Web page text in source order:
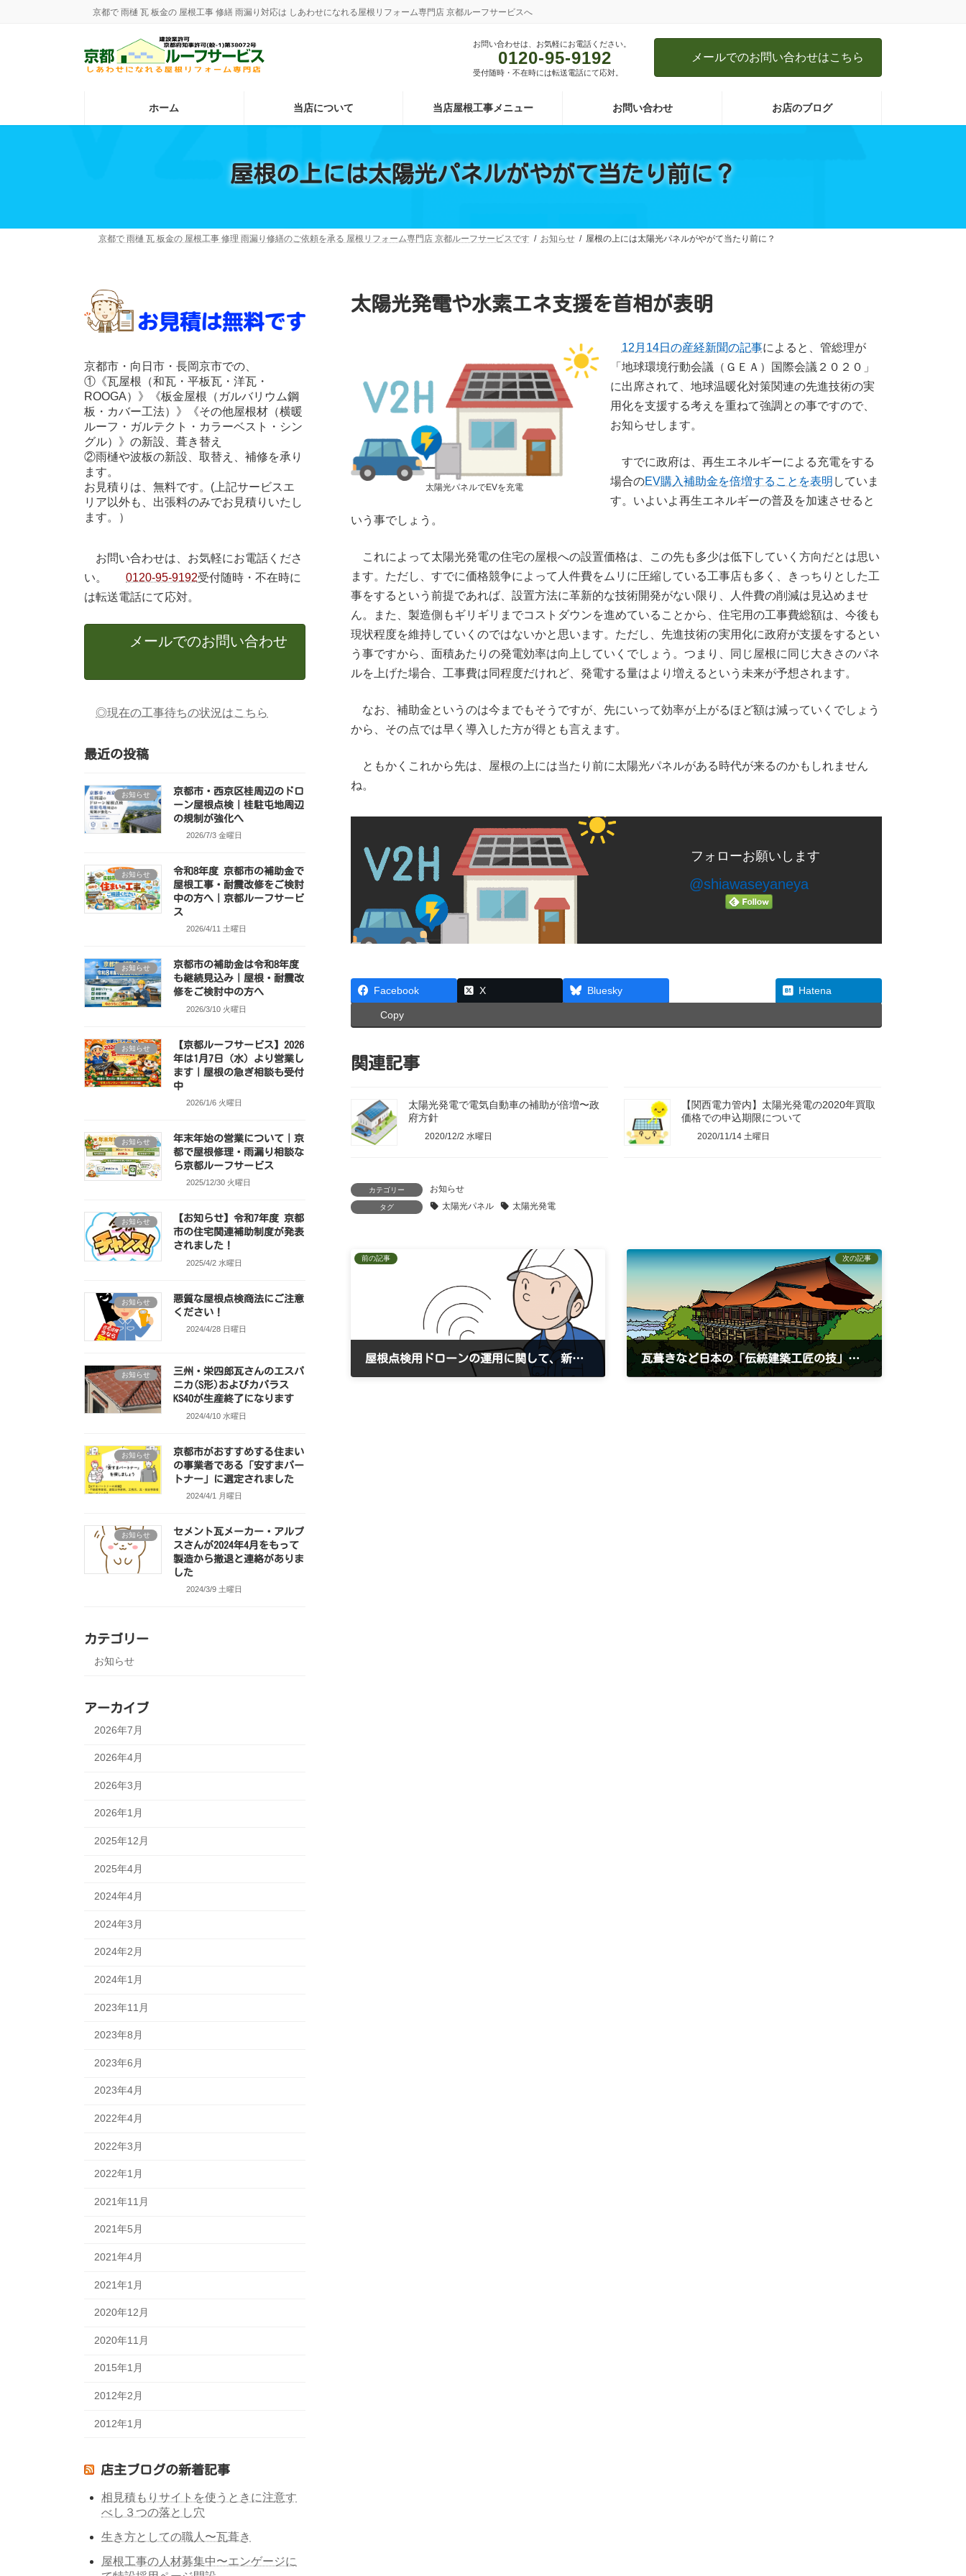
ッ
移
京都で 雨樋 瓦 板金の 屋根工事 修繕 雨漏り対応は しあわせになれる屋根リフォーム専門店 京都ルーフサービスへ
お問い合わせは、お気軽にお電話ください。
0120-95-9192
受付随時・不在時には転送電話にて応対。
メールでのお問い合わせはこちら
ホーム 当店について 当店屋根工事メニュー お問い合わせ お店のブログ
屋根の上には太陽光パネルがやがて当たり前に？
京都で 雨樋 瓦 板金の 屋根工事 修理 雨漏り修繕のご依頼を承る 屋根リフォーム専門店 京都ルーフサービスです お知らせ 屋根の上には太陽光パネルがやがて当たり前に？
太陽光発電や水素エネ支援を首相が表明
太陽光パネルでEVを充電
12月14日の産経新聞の記事によると、管総理が
「地球環境行動会議（ＧＥＡ）国際会議２０２０」
に出席されて、地球温暖化対策関連の先進技術の実
用化を支援する考えを重ねて強調との事ですので、
お知らせします。
すでに政府は、再生エネルギーによる充電をする
場合のEV購入補助金を倍増することを表明 していま
す。いよいよ再生エネルギーの普及を加速させると
いう事でしょう。
これによって太陽光発電の住宅の屋根への設置価格は、この先も多少は低下していく方向だとは思い
ます。ただし、すでに価格競争によって人件費をムリに圧縮している工事店も多く、きっちりとした工
事をするという前提であれば、設置方法に革新的な技術開発がない限り、人件費の削減は見込めませ
ん。また、製造側もギリギリまでコストダウンを進めていることから、住宅用の工事費総額は、今後も
現状程度を維持していくのではないかと思います。ただし、先進技術の実用化に政府が支援をするとい
う事ですから、面積あたりの発電効率は向上していくでしょう。つまり、同じ屋根に同じ大きさのパネ
ルを上げた場合、工事費は同程度だけれど、発電する量はより増えるという未来が予想されます。
なお、補助金というのは今までもそうですが、先にいって効率が上がるほど額は減っていくでしょう
から、その点では早く導入した方が得とも言えます。
ともかくこれから先は、屋根の上には当たり前に太陽光パネルがある時代が来るのかもしれません
ね。
フォローお願いします
@shiawaseyaneya
Facebook X Bluesky Hatena
Copy
関連記事
太陽光発電で電気自動車の補助が倍増〜政
府方針
2020/12/2 水曜日
【関西電力管内】太陽光発電の2020年買取
価格での申込期限について
2020/11/14 土曜日
カテゴリー お知らせ
タグ 太陽光パネル 太陽光発電
前の記事
屋根点検用ドローンの運用に関して、新しい政府方針の影響に関するお知らせ
次の記事
瓦葺きなど日本の「伝統建築工匠の技」が世界遺産に登録・記念奉祝会開催
京都市・向日市・長岡京市での、
①《瓦屋根（和瓦・平板瓦・洋瓦・
ROOGA）》《板金屋根（ガルバリウム鋼
板・カバー工法）》《その他屋根材（横暖
ルーフ・ガルテクト・カラーベスト・シン
グル）》の新設、葺き替え
②雨樋や波板の新設、取替え、補修を承り
ます。
お見積りは、無料です。(上記サービスエ
リア以外も、出張料のみでお見積りいたし
ます。）
お問い合わせは、お気軽にお電話くださ
い。
0120-95-9192受付随時・不在時に
は転送電話にて応対。
メールでのお問い合わせ
◎現在の工事待ちの状況はこちら
最近の投稿
お知らせ
京都市・西京区桂周辺のドロ
ーン屋根点検｜桂駐屯地周辺
の規制が強化へ
2026/7/3 金曜日
お知らせ
令和8年度 京都市の補助金で
屋根工事・耐震改修をご検討
中の方へ｜京都ルーフサービ
ス
2026/4/11 土曜日
お知らせ
京都市の補助金は令和8年度
も継続見込み｜屋根・耐震改
修をご検討中の方へ
2026/3/10 火曜日
お知らせ
【京都ルーフサービス】2026
年は1月7日（水）より営業し
ます｜屋根の急ぎ相談も受付
中
2026/1/6 火曜日
お知らせ
年末年始の営業について｜京
都で屋根修理・雨漏り相談な
ら京都ルーフサービス
2025/12/30 火曜日
お知らせ
【お知らせ】令和7年度 京都
市の住宅関連補助制度が発表
されました！
2025/4/2 水曜日
お知らせ
悪質な屋根点検商法にご注意
ください！
2024/4/28 日曜日
お知らせ
三州・栄四郎瓦さんのエスパ
ニカ(S形)およびカパラス
KS40が生産終了になります
2024/4/10 水曜日
お知らせ
京都市がおすすめする住まい
の事業者である「安すまパー
トナー」に選定されました
2024/4/1 月曜日
お知らせ
セメント瓦メーカー・アルプ
スさんが2024年4月をもって
製造から撤退と連絡がありま
した
2024/3/9 土曜日
カテゴリー
お知らせ
アーカイブ
2026年7月
2026年4月
2026年3月
2026年1月
2025年12月
2025年4月
2024年4月
2024年3月
2024年2月
2024年1月
2023年11月
2023年8月
2023年6月
2023年4月
2022年4月
2022年3月
2022年1月
2021年11月
2021年5月
2021年4月
2021年1月
2020年12月
2020年11月
2015年1月
2012年2月
2012年1月
店主ブログの新着記事
相見積もりサイトを使うときに注意す
べし３つの落とし穴
生き方としての職人〜瓦葺き
屋根工事の人材募集中〜エンゲージに